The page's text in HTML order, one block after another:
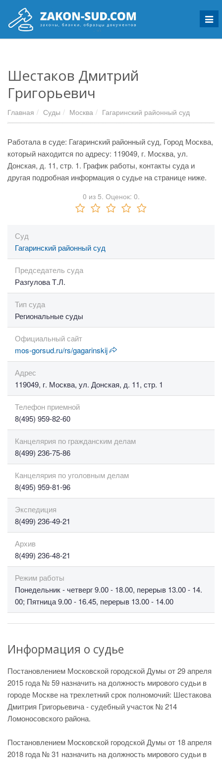
Шестаков Дмитрий
Григорьевич
Главная Суды Москва Гагаринский районный суд
Работала в суде: Гагаринский районный суд, Город Москва,
который находится по адресу: 119049, г. Москва, ул.
Донская, д. 11, стр. 1. График работы, контакты суда и
другая подробная информация о судье на странице ниже.
0 из 5. Оценок: 0.
Суд
Гагаринский районный суд
Председатель суда
Разгулова Т.Л.
Тип суда
Региональные суды
Официальный сайт
mos-gorsud.ru/rs/gagarinskij
Адрес
119049, г. Москва, ул. Донская, д. 11, стр. 1
Телефон приемной
8(495) 959-82-60
Канцелярия по гражданским делам
8(499) 236-75-86
Канцелярия по уголовным делам
8(495) 959-81-96
Экспедиция
8(499) 236-49-21
Архив
8(499) 236-48-21
Режим работы
Понедельник - четверг 9.00 - 18.00, перерыв 13.00 - 14.
00; Пятница 9.00 - 16.45, перерыв 13.00 - 14.00
Информация о судье
Постановлением Московской городской Думы от 29 апреля
2015 года № 59 назначить на должность мирового судьи в
городе Москве на трехлетний срок полномочий: Шестакова
Дмитрия Григорьевича - судебный участок № 214
Ломоносовского района.
Постановлением Московской городской Думы от 18 апреля
2018 года № 31 назначить на должность мирового судьи в